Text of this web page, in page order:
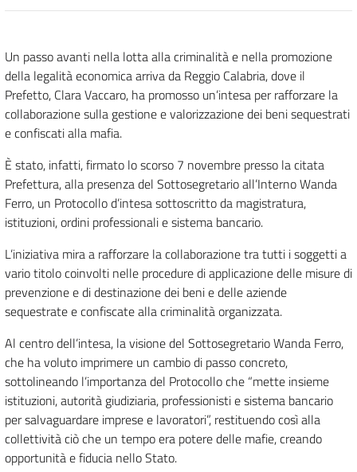
Un passo avanti nella lotta alla criminalità e nella promozione
della legalità economica arriva da Reggio Calabria, dove il
Prefetto, Clara Vaccaro, ha promosso un’intesa per rafforzare la
collaborazione sulla gestione e valorizzazione dei beni sequestrati
e confiscati alla mafia.
È stato, infatti, firmato lo scorso 7 novembre presso la citata
Prefettura, alla presenza del Sottosegretario all’Interno Wanda
Ferro, un Protocollo d’intesa sottoscritto da magistratura,
istituzioni, ordini professionali e sistema bancario.
L’iniziativa mira a rafforzare la collaborazione tra tutti i soggetti a
vario titolo coinvolti nelle procedure di applicazione delle misure di
prevenzione e di destinazione dei beni e delle aziende
sequestrate e confiscate alla criminalità organizzata.
Al centro dell’intesa, la visione del Sottosegretario Wanda Ferro,
che ha voluto imprimere un cambio di passo concreto,
sottolineando l’importanza del Protocollo che “mette insieme
istituzioni, autorità giudiziaria, professionisti e sistema bancario
per salvaguardare imprese e lavoratori”, restituendo così alla
collettività ciò che un tempo era potere delle mafie, creando
opportunità e fiducia nello Stato.